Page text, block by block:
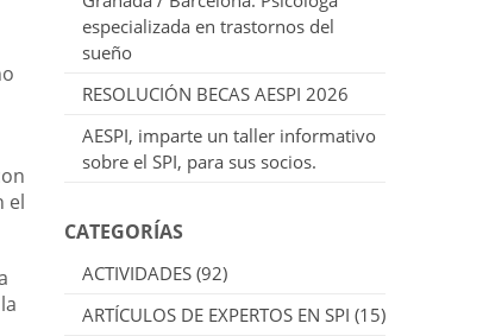
el
especializada en trastornos del
sueño
RESOLUCIÓN BECAS AESPI 2026
AESPI, imparte un taller informativo
sobre el SPI, para sus socios.
CATEGORÍAS
ACTIVIDADES (92)
ARTÍCULOS DE EXPERTOS EN SPI (15)